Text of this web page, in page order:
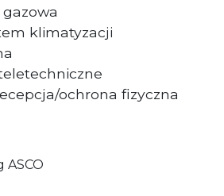
gazowa
klimatyzacji
ochrona fizyczna